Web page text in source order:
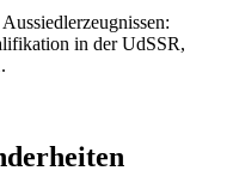
in der UdSSR,